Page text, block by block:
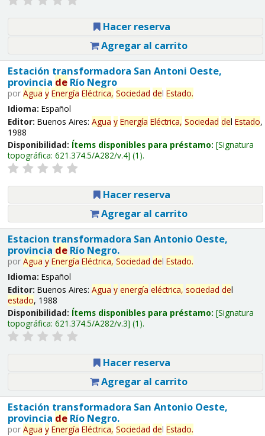
Hacer reserva
Agregar al carrito
Estación transformadora San Antoni Oeste,
provincia deRío Negro
por Agua y Energía Eléctrica, Sociedad del Estado.
Idioma: Español
Editor: Buenos Aires: Agua y Energía Eléctrica, Sociedad del Estado,
1988
Disponibilidad: Ítems disponibles para préstamo: Signatura
topográfica: 621.374.5/A282/v.4 (1).
Hacer reserva
Agregar al carrito
Estacion transformadora San Antonio Oeste,
provincia deRío Negro.
por Agua y Energía Eléctrica, Sociedad del Estado.
Idioma: Español
Editor: Buenos Aires: Agua y energía eléctrica, sociedad del
estado, 1988
Disponibilidad: Ítems disponibles para préstamo: Signatura
topográfica: 621.374.5/A282/v.3 (1).
Hacer reserva
Agregar al carrito
Estación transformadora San Antonio Oeste,
provincia deRío Negro.
por Agua y Energía Eléctrica, Sociedad del Estado.